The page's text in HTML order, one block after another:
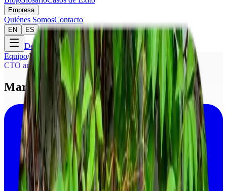
Empresa
Quiénes SomosContacto
EN ES
Demo Gratuita
Equipo/Martha Mena
CTO and Co-founder
Martha Mena